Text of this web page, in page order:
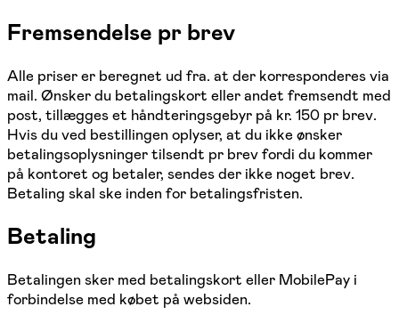
Fremsendelse pr brev
Alle priser er beregnet ud fra. at der korresponderes via
mail. Ønsker du betalingskort eller andet fremsendt med
post, tillægges et håndteringsgebyr på kr. 150 pr brev.
Hvis du ved bestillingen oplyser, at du ikke ønsker
betalingsoplysninger tilsendt pr brev fordi du kommer
på kontoret og betaler, sendes der ikke noget brev.
Betaling skal ske inden for betalingsfristen.
Betaling
Betalingen sker med betalingskort eller MobilePay i
forbindelse med købet på websiden.